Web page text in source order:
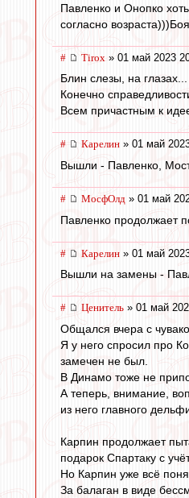
Павленко и Онопко
согласно
# Tirox » 01 май 2023
Блин слезы, на
Конечно
Всем причастным к
# Карелин » 01 май
Вышли - Павленко,
# МосфОлд » 01 май
Павленко продолжает
# Карелин » 01 май
Вышли на замены -
# Ценитель » 01 май
Общался вчера с
Я у него спросил про
замечен не был.
В Динамо тоже не
А теперь, внимание,
из него главного
Карпин продолжает
подарок Спартаку с
Но Карпин уже всё
За балаган в виде